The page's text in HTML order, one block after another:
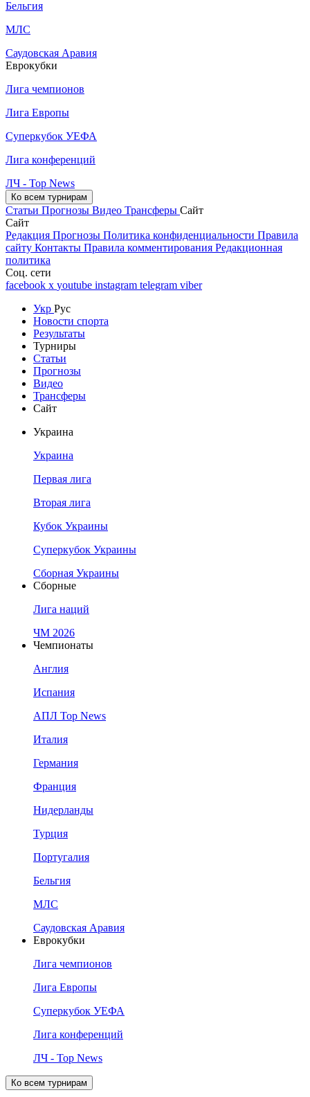
Бельгия
МЛС
Саудовская Аравия
Еврокубки
Лига чемпионов
Лига Европы
Суперкубок УЕФА
Лига конференций
ЛЧ - Top News
Ко всем турнирам
Статьи Прогнозы Видео Трансферы Сайт
Сайт
Редакция Прогнозы Политика конфиденциальности Правила
сайту Контакты Правила комментирования Редакционная
политика
Соц. сети
facebook x youtube instagram telegram viber
Укр Рус
Новости спорта
Результаты
Турниры
Статьи
Прогнозы
Видео
Трансферы
Сайт
Украина
Украина
Первая лига
Вторая лига
Кубок Украины
Суперкубок Украины
Сборная Украины
Сборные
Лига наций
ЧМ 2026
Чемпионаты
Англия
Испания
АПЛ Top News
Италия
Германия
Франция
Нидерланды
Турция
Португалия
Бельгия
МЛС
Саудовская Аравия
Еврокубки
Лига чемпионов
Лига Европы
Суперкубок УЕФА
Лига конференций
ЛЧ - Top News
Ко всем турнирам